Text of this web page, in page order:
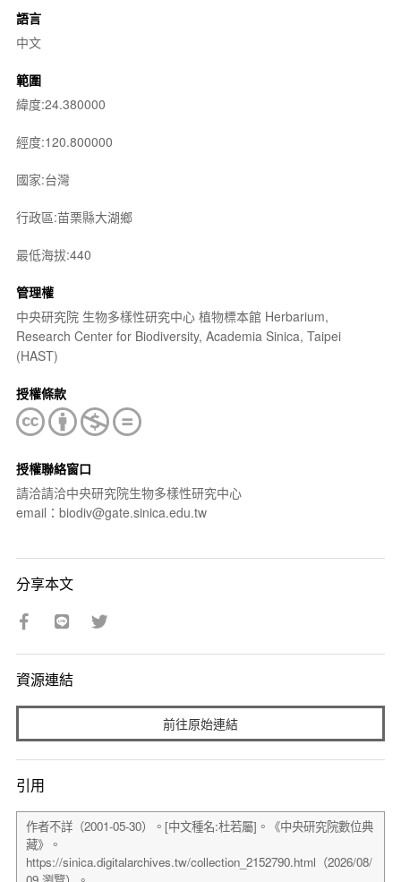
語言
中文
範圍
緯度:24.380000
經度:120.800000
國家:台灣
行政區:苗栗縣大湖鄉
最低海拔:440
管理權
中央研究院 生物多樣性研究中心 植物標本館 Herbarium,
Research Center for Biodiversity, Academia Sinica, Taipei
(HAST)
授權條款
授權聯絡窗口
請洽請洽中央研究院生物多樣性研究中心
email：biodiv@gate.sinica.edu.tw
分享本文
資源連結
前往原始連結
引用